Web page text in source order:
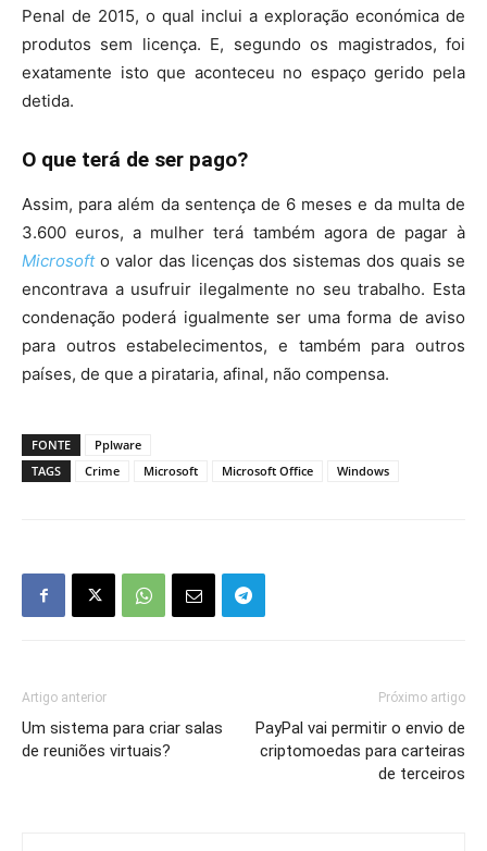
Penal de 2015, o qual inclui a exploração económica de
produtos sem licença. E, segundo os magistrados, foi
exatamente isto que aconteceu no espaço gerido pela
detida.
O que terá de ser pago?
Assim, para além da sentença de 6 meses e da multa de
3.600 euros, a mulher terá também agora de pagar à
Microsofto valor das licenças dos sistemas dos quais se
encontrava a usufruir ilegalmente no seu trabalho. Esta
condenação poderá igualmente ser uma forma de aviso
para outros estabelecimentos, e também para outros
países, de que a pirataria, afinal, não compensa.
FONTE
Pplware
TAGS
Crime Microsoft Microsoft Office Windows
Artigo anterior
Um sistema para criar salas
de reuniões virtuais?
Próximo artigo
PayPal vai permitir o envio de
criptomoedas para carteiras
de terceiros